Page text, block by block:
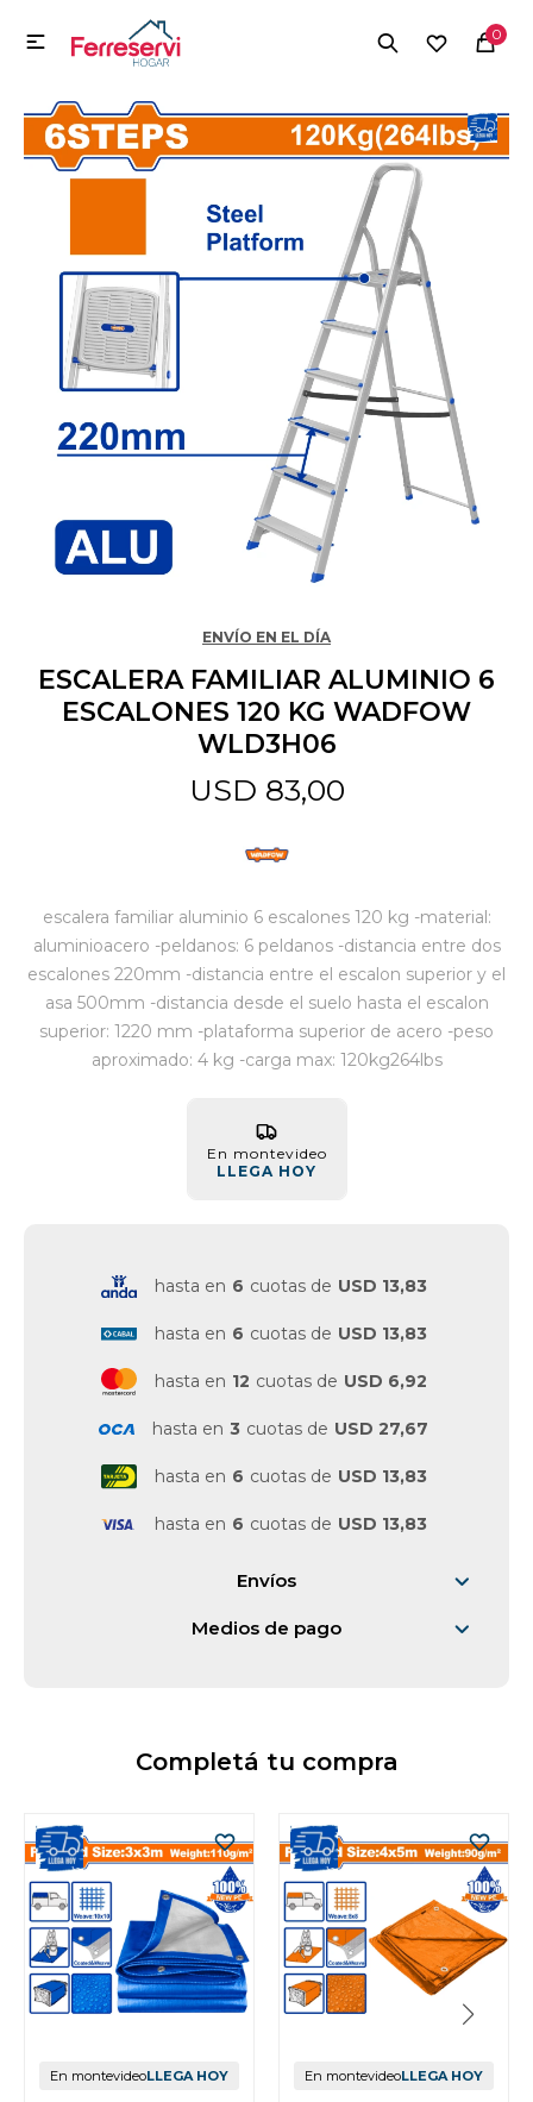
0

ENVÍO EN EL DÍA
ESCALERA FAMILIAR ALUMINIO 6
ESCALONES 120 KG WADFOW
WLD3H06
USD 83,00
escalera familiar aluminio 6 escalones 120 kg -material:
aluminioacero -peldanos: 6 peldanos -distancia entre dos
escalones 220mm -distancia entre el escalon superior y el
asa 500mm -distancia desde el suelo hasta el escalon
superior: 1220 mm -plataforma superior de acero -peso
aproximado: 4 kg -carga max: 120kg264lbs
En montevideo
LLEGA HOY
hasta en 6 cuotas de USD 13,83
hasta en 6 cuotas de USD 13,83
hasta en 12 cuotas de USD 6,92
hasta en 3 cuotas de USD 27,67
hasta en 6 cuotas de USD 13,83
hasta en 6 cuotas de USD 13,83
Envíos
Medios de pago
Completá tu compra
En montevideoLLEGA HOY En montevideoLLEGA HOY
MI CUENTA
Menú Herramientas y Construcción
Electrodomésticos
Tecnología
Deportes
Camping
Mascotas
Juguetes y artículos para bebé
Gastronomía
Ferretería